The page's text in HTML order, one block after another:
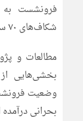
شکاف‌های ۷۰ سانتی متری در نقش رستم
مطالعات و
بخشی‌هایی
وضعیت
بحرانی